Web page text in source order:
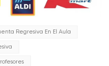
Regresiva En El Aula